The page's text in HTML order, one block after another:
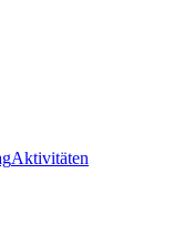
Aktivitäten